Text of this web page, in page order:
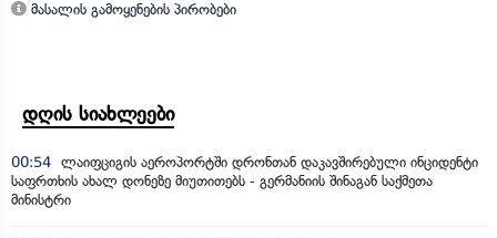
მასალის გამოყენების პირობები
დღის სიახლეები
00:54 ლაიფციგის აეროპორტში დრონთან დაკავშირებული ინციდენტი
საფრთხის ახალ დონეზე მიუთითებს - გერმანიის შინაგან საქმეთა
მინისტრი